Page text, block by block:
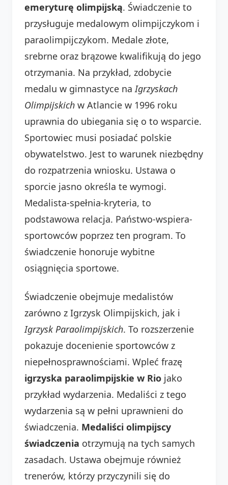
emeryturę olimpijską. Świadczenie to
przysługuje medalowym olimpijczykom i
paraolimpijczykom. Medale złote,
srebrne oraz brązowe kwalifikują do jego
otrzymania. Na przykład, zdobycie
medalu w gimnastyce na Igrzyskach
Olimpijskich w Atlancie w 1996 roku
uprawnia do ubiegania się o to wsparcie.
Sportowiec musi posiadać polskie
obywatelstwo. Jest to warunek niezbędny
do rozpatrzenia wniosku. Ustawa o
sporcie jasno określa te wymogi.
Medalista-spełnia-kryteria, to
podstawowa relacja. Państwo-wspiera-
sportowców poprzez ten program. To
świadczenie honoruje wybitne
osiągnięcia sportowe.
Świadczenie obejmuje medalistów
zarówno z Igrzysk Olimpijskich, jak i
Igrzysk Paraolimpijskich. To rozszerzenie
pokazuje docenienie sportowców z
niepełnosprawnościami. Wpleć frazę
igrzyska paraolimpijskie w Rio jako
przykład wydarzenia. Medaliści z tego
wydarzenia są w pełni uprawnieni do
świadczenia. Medaliści olimpijscy
świadczenia otrzymują na tych samych
zasadach. Ustawa obejmuje również
trenerów, którzy przyczynili się do